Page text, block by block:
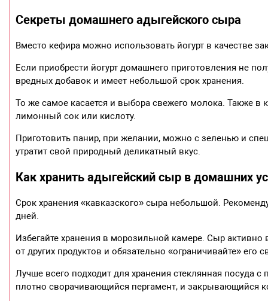
Секреты домашнего адыгейского сыра
Вместо кефира можно использовать йогурт в качестве
Если приобрести йогурт домашнего приготовления не
вредных добавок и имеет небольшой срок хранения.
То же самое касается и выбора свежего молока. Также в
лимонный сок или кислоту.
Приготовить панир, при желании, можно с зеленью и
утратит свой природный деликатный вкус.
Как хранить адыгейский сыр в домашних
Срок хранения «кавказского» сыра небольшой.
дней.
Избегайте хранения в морозильной камере. Сыр
от других продуктов и обязательно «ограничивайте»
Лучше всего подходит для хранения стеклянная
плотно сворачивающийся пергамент, и закрывающийся